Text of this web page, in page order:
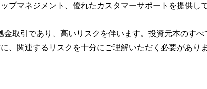
プマネジメント、優れたカスタマーサポートを提供して
金取引であり、高いリスクを伴います。投資元本のす
、関連するリスクを十分にご理解いただく必要がありま